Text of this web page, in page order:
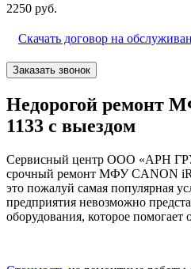
2250 руб.
Скачать договор на
Заказать звонок
Недорогой ремонт
1133 с выездом
Сервисный центр ООО «АРН
срочный ремонт МФУ CANON
это пожалуй самая популярная
предприятия невозможно
оборудования, которое